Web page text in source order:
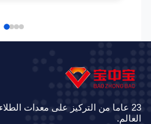
23 عاما من التركيز على معدات